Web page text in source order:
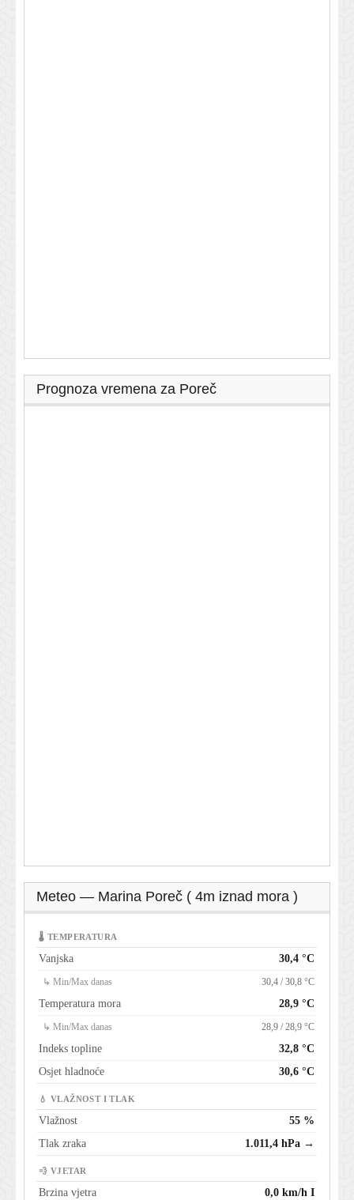
Prognoza vremena za Poreč
Meteo — Marina Poreč ( 4m iznad mora )
🌡 TEMPERATURA
Vanjska 30,4 °C
↳ Min/Max danas 30,4 / 30,8 °C
Temperatura mora 28,9 °C
↳ Min/Max danas 28,9 / 28,9 °C
Indeks topline
32,8 °C
Osjet hladnoće
30,6 °C
💧 VLAŽNOST I TLAK
Vlažnost
55 %
Tlak zraka
1.011,4 hPa →
💨 VJETAR
Brzina vjetra 0,0 km/h I